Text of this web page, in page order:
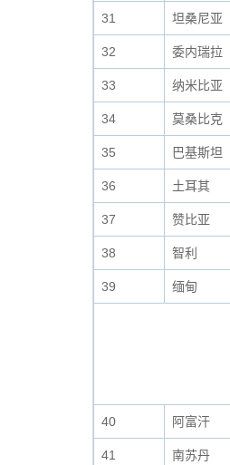
31 坦桑尼亚
32 委内瑞拉
33 纳米比亚
34 莫桑比克
35 巴基斯坦
36 土耳其
37 赞比亚
38 智利
39 缅甸
40 阿富汗
41 南苏丹